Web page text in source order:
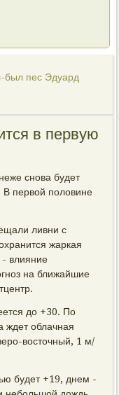
был пес Эдуард
в первую
снова будет
В первой половине
ливни с
жаркая
- влияние
на ближайшие
до +30. По
ждет облачная
восточный, 1 м/
будет +19, днем -